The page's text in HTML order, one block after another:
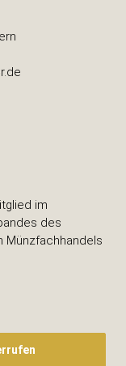
im
des
Münzfachhandels